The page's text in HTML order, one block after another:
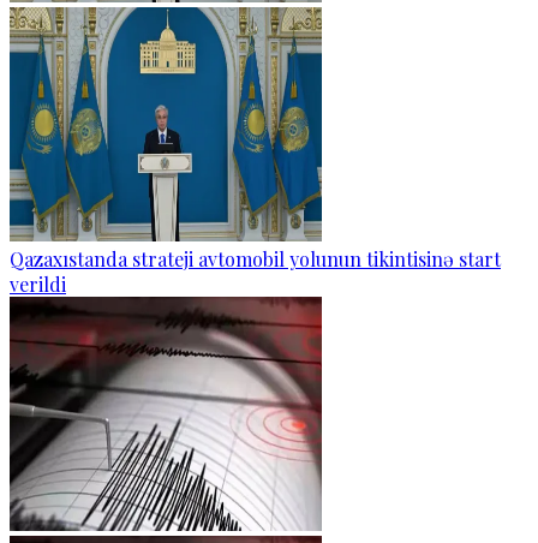
Qazaxıstanda strateji avtomobil yolunun tikintisinə start
verildi